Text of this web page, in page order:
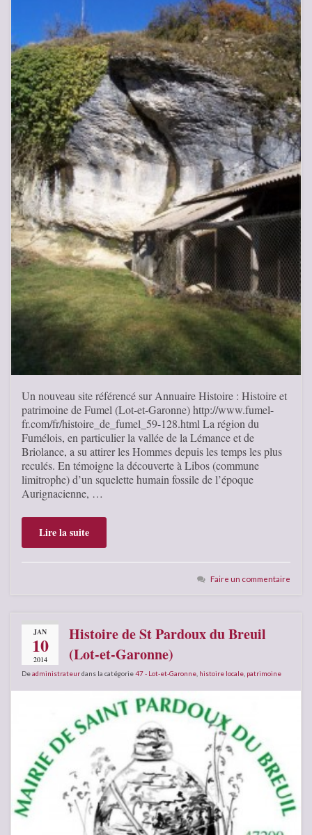
Un nouveau site référencé sur Annuaire Histoire : Histoire et
patrimoine de Fumel (Lot-et-Garonne) http://www.fumel-
fr.com/fr/histoire_de_fumel_59-128.html La région du
Fumélois, en particulier la vallée de la Lémance et de
Briolance, a su attirer les Hommes depuis les temps les plus
reculés. En témoigne la découverte à Libos (commune
limitrophe) d’un squelette humain fossile de l’époque
Aurignacienne, …
Lire la suite
Faire un commentaire
JAN
10
2014
Histoire de St Pardoux du Breuil
(Lot-et-Garonne)
Deadministrateurdans la catégorie47 - Lot-et-Garonne histoire locale patrimoine